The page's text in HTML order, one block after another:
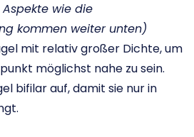
wie die
kommen weiter unten)
mit relativ großer Dichte, um
möglichst nahe zu sein.
bifilar auf, damit sie nur in